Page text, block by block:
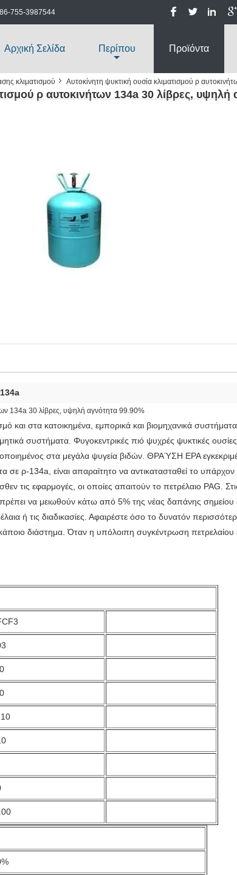
86-755-3987544
Αρχική Σελίδα Περίπου Προϊόντα
κλιματισμού Αυτοκίνητη ψυκτική ουσία κλιματισμού ρ
ρ αυτοκινήτων 134a 30 λίβρες, υψηλή
134a 30 λίβρες, υψηλή αγνότητα 99.90%
και στα κατοικημένα, εμπορικά και βιομηχανικά
συστήματα. Φυγοκεντρικές πιό ψυχρές ψυκτικές
στα μεγάλα ψυγεία βιδών. ΘΡΑΎΣΗ EPA
ρ-134a, είναι απαραίτητο να αντικατασταθεί το υπάρχον
τις εφαρμογές, οι οποίες απαιτούν το πετρέλαιο PAG.
πρέπει να μειωθούν κάτω από 5% της νέας δαπάνης
ή τις διαδικασίες. Αφαιρέστε όσο το δυνατόν
διάστημα. Όταν η υπόλοιπη συγκέντρωση πετρελαίου